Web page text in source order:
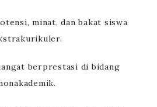
minat, dan bakat siswa
berprestasi di bidang